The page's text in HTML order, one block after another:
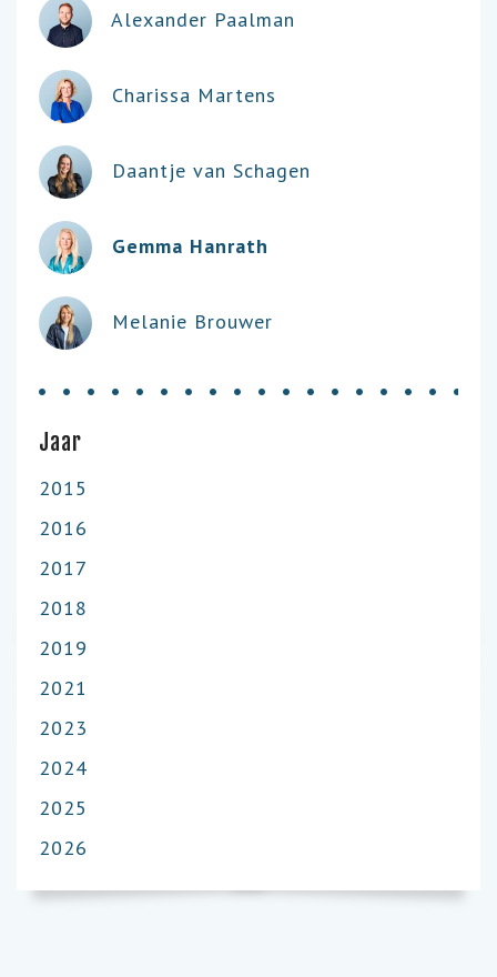
Alexander Paalman
Charissa Martens
Daantje van Schagen
Gemma Hanrath
Melanie Brouwer
Jaar
2015
2016
2017
2018
2019
2021
2023
2024
2025
2026